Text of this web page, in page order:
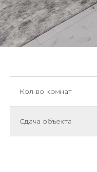
Кол-во комнат
Сдача объекта